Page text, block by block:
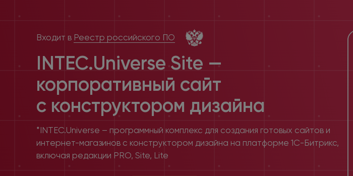
Входит в Реестр российского ПО
INTEC.Universe Site —
корпоративный сайт
с конструктором дизайна
*INTEC.Universe – программный комплекс для создания готовых сайтов и
интернет-магазинов с конструктором дизайна на платформе 1С-Битрикс,
включая редакции PRO, Site, Lite